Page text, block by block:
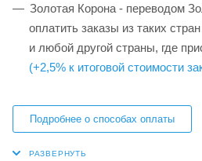
Золотая Корона - переводом
оплатить заказы из таких
и любой другой страны, где
(+2,5% к итоговой стоимости
Подробнее о способах оплаты